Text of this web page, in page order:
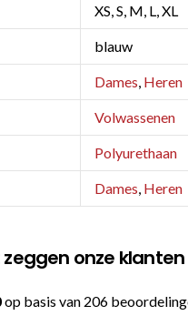
XS, S, M, L, XL
blauw
Dames, Heren
Volwassenen
Polyurethaan
Dames, Heren
zeggen onze klanten
op basis van 206